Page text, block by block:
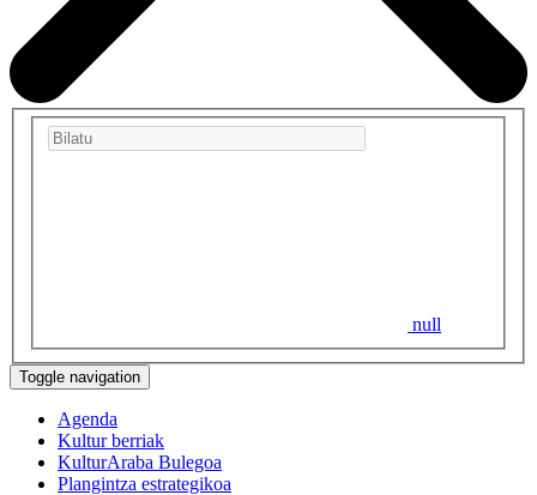
null
Toggle navigation
Agenda
Kultur berriak
KulturAraba Bulegoa
Plangintza estrategikoa